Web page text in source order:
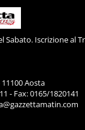
Sabato. Iscrizione al
11100 Aosta
- Fax: 0165/1820141